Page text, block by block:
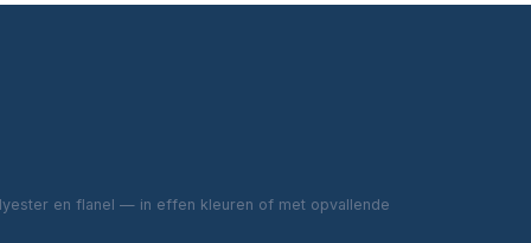
en flanel — in effen kleuren of met opvallende